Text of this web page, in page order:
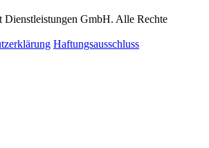
GmbH. Alle Rechte
Haftungsausschluss